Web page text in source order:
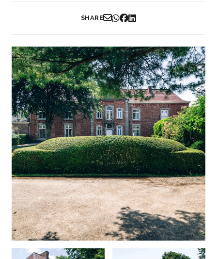
SHARE
Partager par Email
Partager sur WhatsApp
Partager sur Facebook
Partager sur LinkedIn